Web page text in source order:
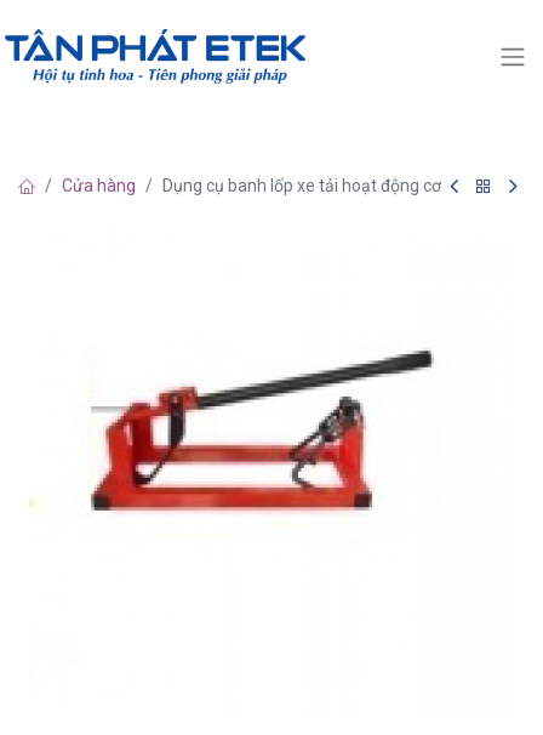
Cửa hàng Dụng cụ banh lốp xe tải hoạt động cơ